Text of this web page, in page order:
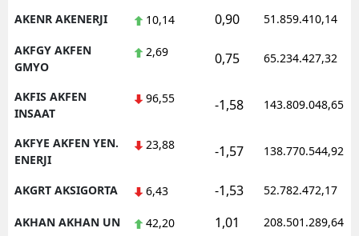
Kahramanmaraş
Nevşehir
Niğde
AKENR AKENERJI 10,14 0,90 51.859.410,14
AKFGY AKFEN
GMYO
2,69 0,75 65.234.427,32
AKFIS AKFEN
INSAAT
96,55 -1,58 143.809.048,65
AKFYE AKFEN YEN.
ENERJI
23,88 -1,57 138.770.544,92
AKGRT AKSIGORTA 6,43 -1,53 52.782.472,17
AKHAN AKHAN UN 42,20 1,01 208.501.289,64